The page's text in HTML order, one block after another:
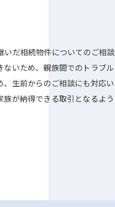
だ相続物件についてのご相談
いため、親族間でのトラブル
生前からのご相談にも対応い
が納得できる取引となるよう